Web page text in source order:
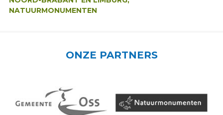
NATUURMONUMENTEN
ONZE PARTNERS